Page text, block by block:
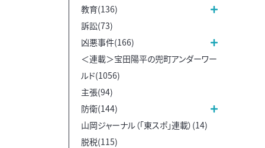
教育(136)
訴訟(73)
凶悪事件(166)
＜連載＞宝田陽平の兜町アンダーワー
ルド(1056)
主張(94)
防衛(144)
山岡ジャーナル（「東スポ」連載）(14)
脱税(115)